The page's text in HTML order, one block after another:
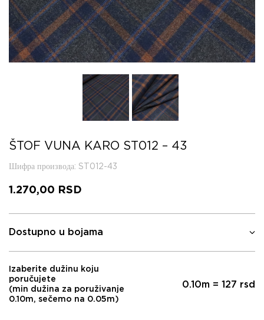
ŠTOF VUNA KARO ST012 – 43
Шифра производа: ST012-43
1.270,00 RSD
Dostupno u bojama
Izaberite dužinu koju
poručujete
(min dužina za poruživanje
0.10m, sečemo na 0.05m)
0.10m = 127 rsd